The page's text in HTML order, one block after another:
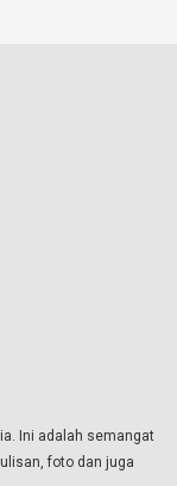
Ini adalah semangat
foto dan juga